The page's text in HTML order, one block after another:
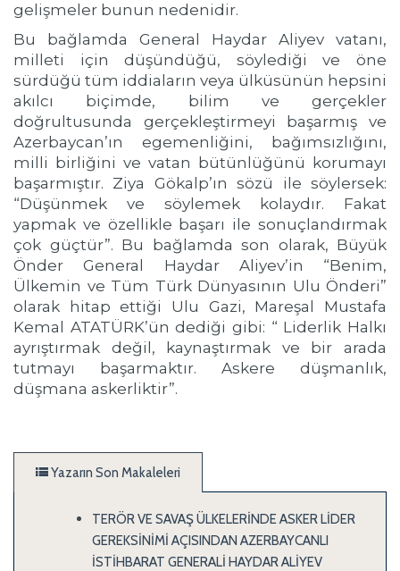
gelişmeler bunun nedenidir.
Bu bağlamda General Haydar Aliyev vatanı,
milleti için düşündüğü, söylediği ve öne
sürdüğü tüm iddiaların veya ülküsünün hepsini
akılcı biçimde, bilim ve gerçekler
doğrultusunda gerçekleştirmeyi başarmış ve
Azerbaycan’ın egemenliğini, bağımsızlığını,
milli birliğini ve vatan bütünlüğünü korumayı
başarmıştır. Ziya Gökalp’ın sözü ile söylersek:
“Düşünmek ve söylemek kolaydır. Fakat
yapmak ve özellikle başarı ile sonuçlandırmak
çok güçtür”. Bu bağlamda son olarak, Büyük
Önder General Haydar Aliyev’in “Benim,
Ülkemin ve Tüm Türk Dünyasının Ulu Önderi”
olarak hitap ettiği Ulu Gazi, Mareşal Mustafa
Kemal ATATÜRK’ün dediği gibi: “ Liderlik Halkı
ayrıştırmak değil, kaynaştırmak ve bir arada
tutmayı başarmaktır. Askere düşmanlık,
düşmana askerliktir”.
Yazarın Son Makaleleri
TERÖR VE SAVAŞ ÜLKELERİNDE ASKER LİDER
GEREKSİNİMİ AÇISINDAN AZERBAYCANLI
İSTİHBARAT GENERALİ HAYDAR ALİYEV